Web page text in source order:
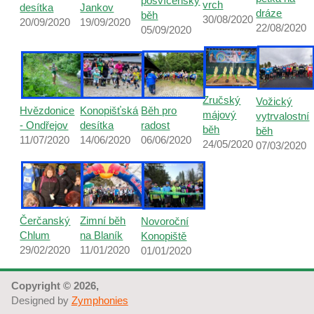
desítka
20/09/2020
Jankov
19/09/2020
běh
05/09/2020
vrch
30/08/2020
dráze
22/08/2020
Hvězdonice
- Ondřejov
11/07/2020
Konopišťská
desítka
14/06/2020
Běh pro
radost
06/06/2020
Zručský
májový
běh
24/05/2020
Vožický
vytrvalostní
běh
07/03/2020
Čerčanský
Chlum
29/02/2020
Zimní běh
na Blaník
11/01/2020
Novoroční
Konopiště
01/01/2020
Copyright © 2026,
Designed by Zymphonies